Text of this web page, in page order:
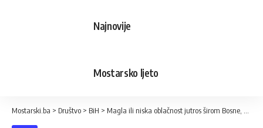
Najnovije
Mostarsko ljeto
Mostarski.ba > Društvo > BiH > Magla ili niska oblačnost jutros širom Bosne, sunčano na planinama